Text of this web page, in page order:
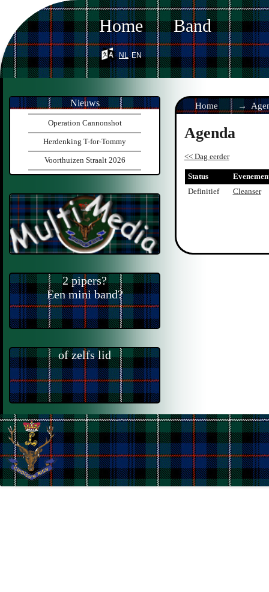
Home Band
nl en
Home
Agenda
<< Dag eerder
Status
Definitief
Cleanser
Nieuws
Operation Cannonshot
Herdenking T-for-Tommy
Voorthuizen Straalt 2026
2 pipers?
Een mini band?
of zelfs lid